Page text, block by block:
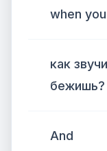
when
как
бежишь?
And